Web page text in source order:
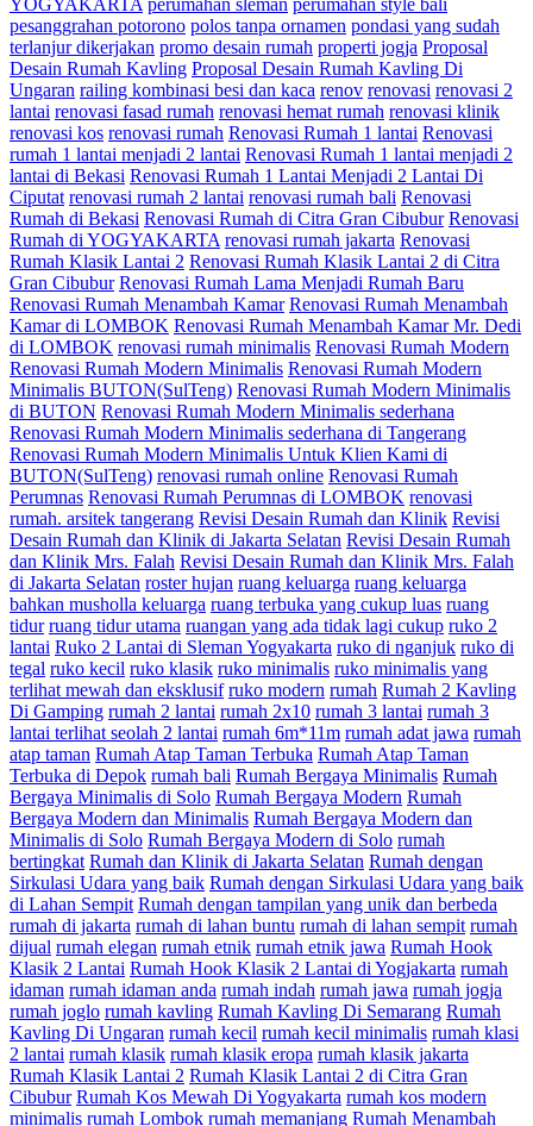
pesanggrahan potorono polos tanpa ornamen pondasi yang sudah
terlanjur dikerjakan promo desain rumah properti jogja Proposal
Desain Rumah Kavling Proposal Desain Rumah Kavling Di
Ungaran railing kombinasi besi dan kaca renov renovasi renovasi 2
lantai renovasi fasad rumah renovasi hemat rumah renovasi klinik
renovasi kos renovasi rumah Renovasi Rumah 1 lantai Renovasi
rumah 1 lantai menjadi 2 lantai Renovasi Rumah 1 lantai menjadi 2
lantai di Bekasi Renovasi Rumah 1 Lantai Menjadi 2 Lantai Di
Ciputat renovasi rumah 2 lantai renovasi rumah bali Renovasi
Rumah di Bekasi Renovasi Rumah di Citra Gran Cibubur Renovasi
Rumah di YOGYAKARTA renovasi rumah jakarta Renovasi
Rumah Klasik Lantai 2 Renovasi Rumah Klasik Lantai 2 di Citra
Gran Cibubur Renovasi Rumah Lama Menjadi Rumah Baru
Renovasi Rumah Menambah Kamar Renovasi Rumah Menambah
Kamar di LOMBOK Renovasi Rumah Menambah Kamar Mr. Dedi
di LOMBOK renovasi rumah minimalis Renovasi Rumah Modern
Renovasi Rumah Modern Minimalis Renovasi Rumah Modern
Minimalis BUTON(SulTeng) Renovasi Rumah Modern Minimalis
di BUTON Renovasi Rumah Modern Minimalis sederhana
Renovasi Rumah Modern Minimalis sederhana di Tangerang
Renovasi Rumah Modern Minimalis Untuk Klien Kami di
BUTON(SulTeng) renovasi rumah online Renovasi Rumah
Perumnas Renovasi Rumah Perumnas di LOMBOK renovasi
rumah. arsitek tangerang Revisi Desain Rumah dan Klinik Revisi
Desain Rumah dan Klinik di Jakarta Selatan Revisi Desain Rumah
dan Klinik Mrs. Falah Revisi Desain Rumah dan Klinik Mrs. Falah
di Jakarta Selatan roster hujan ruang keluarga ruang keluarga
bahkan musholla keluarga ruang terbuka yang cukup luas ruang
tidur ruang tidur utama ruangan yang ada tidak lagi cukup ruko 2
lantai Ruko 2 Lantai di Sleman Yogyakarta ruko di nganjuk ruko di
tegal ruko kecil ruko klasik ruko minimalis ruko minimalis yang
terlihat mewah dan eksklusif ruko modern rumah Rumah 2 Kavling
Di Gamping rumah 2 lantai rumah 2x10 rumah 3 lantai rumah 3
lantai terlihat seolah 2 lantai rumah 6m*11m rumah adat jawa rumah
atap taman Rumah Atap Taman Terbuka Rumah Atap Taman
Terbuka di Depok rumah bali Rumah Bergaya Minimalis Rumah
Bergaya Minimalis di Solo Rumah Bergaya Modern Rumah
Bergaya Modern dan Minimalis Rumah Bergaya Modern dan
Minimalis di Solo Rumah Bergaya Modern di Solo rumah
bertingkat Rumah dan Klinik di Jakarta Selatan Rumah dengan
Sirkulasi Udara yang baik Rumah dengan Sirkulasi Udara yang baik
di Lahan Sempit Rumah dengan tampilan yang unik dan berbeda
rumah di jakarta rumah di lahan buntu rumah di lahan sempit rumah
dijual rumah elegan rumah etnik rumah etnik jawa Rumah Hook
Klasik 2 Lantai Rumah Hook Klasik 2 Lantai di Yogjakarta rumah
idaman rumah idaman anda rumah indah rumah jawa rumah jogja
rumah joglo rumah kavling Rumah Kavling Di Semarang Rumah
Kavling Di Ungaran rumah kecil rumah kecil minimalis rumah klasi
2 lantai rumah klasik rumah klasik eropa rumah klasik jakarta
Rumah Klasik Lantai 2 Rumah Klasik Lantai 2 di Citra Gran
Cibubur Rumah Kos Mewah Di Yogyakarta rumah kos modern
minimalis rumah Lombok rumah memanjang Rumah Menambah